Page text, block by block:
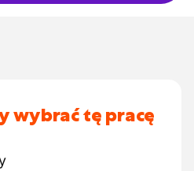
wybrać tę pracę